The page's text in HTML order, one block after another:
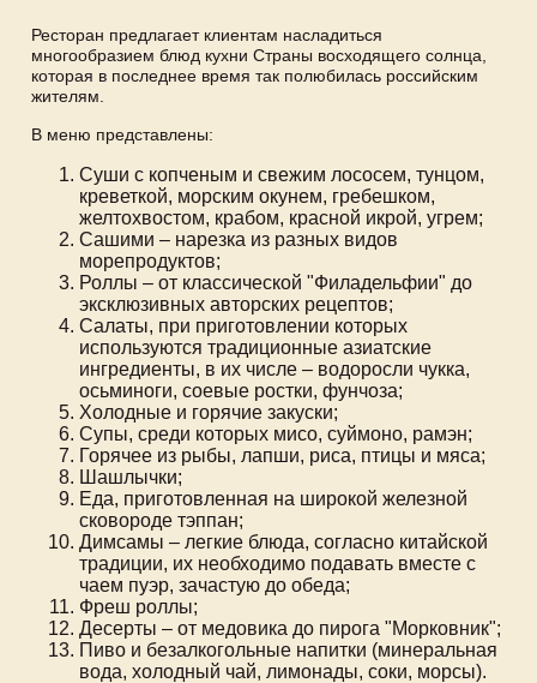
Ресторан предлагает клиентам насладиться
многообразием блюд кухни Страны восходящего солнца,
которая в последнее время так полюбилась российским
жителям.
В меню представлены:
Суши с копченым и свежим лососем, тунцом,
креветкой, морским окунем, гребешком,
желтохвостом, крабом, красной икрой, угрем;
Сашими – нарезка из разных видов
морепродуктов;
Роллы – от классической "Филадельфии" до
эксклюзивных авторских рецептов;
Салаты, при приготовлении которых
используются традиционные азиатские
ингредиенты, в их числе – водоросли чукка,
осьминоги, соевые ростки, фунчоза;
Холодные и горячие закуски;
Супы, среди которых мисо, суймоно, рамэн;
Горячее из рыбы, лапши, риса, птицы и мяса;
Шашлычки;
Еда, приготовленная на широкой железной
сковороде тэппан;
Димсамы – легкие блюда, согласно китайской
традиции, их необходимо подавать вместе с
чаем пуэр, зачастую до обеда;
Фреш роллы;
Десерты – от медовика до пирога "Морковник";
Пиво и безалкогольные напитки (минеральная
вода, холодный чай, лимонады, соки, морсы).